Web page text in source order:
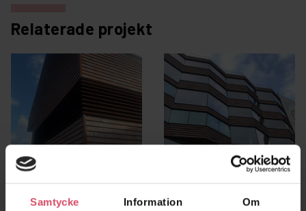
Samtycke Information Om
Relaterade projekt
Särö Äldreboende Kv Sturefors